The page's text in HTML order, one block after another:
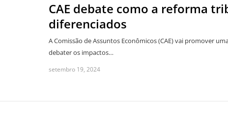
CAE debate como a reforma
diferenciados
A Comissão de Assuntos Econômicos (CAE) vai promover
debater os impactos…
setembro 19, 2024